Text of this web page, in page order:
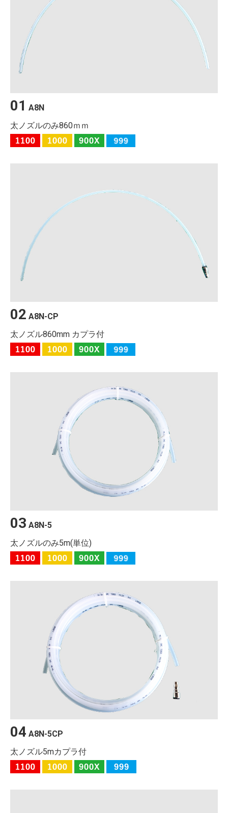
01 A8N
太ノズルのみ860ｍｍ
02 A8N-CP
太ノズル860mm カプラ付
03 A8N-5
太ノズルのみ5m(単位)
04 A8N-5CP
太ノズル5mカプラ付